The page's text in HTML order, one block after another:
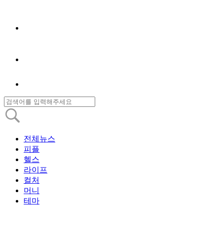
전체뉴스
피플
헬스
라이프
컬처
머니
테마